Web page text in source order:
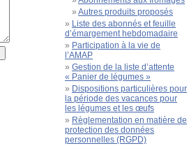
Autres produits proposés
Liste des abonnés et feuille
d’émargement hebdomadaire
Participation à la vie de
l’AMAP
Gestion de la liste d’attente
« Panier de légumes »
Dispositions particulières pour
la période des vacances pour
les légumes et les œufs
Règlementation en matière de
protection des données
personnelles (RGPD)